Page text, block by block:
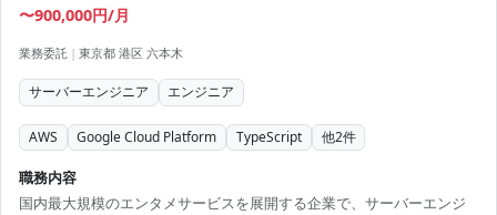
〜900,000円/月
業務委託 | 東京都 港区 六本木
サーバーエンジニア エンジニア
AWS Google Cloud Platform TypeScript 他2件
職務内容
国内最大規模のエンタメサービスを展開する企業で、サーバーエンジ